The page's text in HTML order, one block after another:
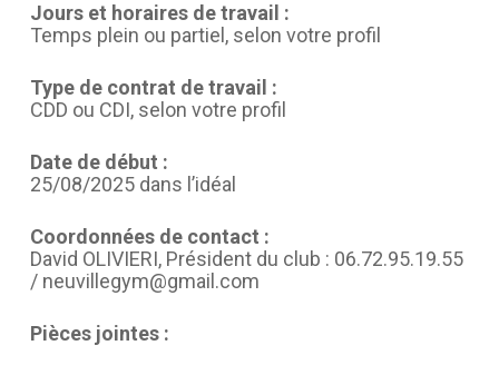
Jours et horaires de travail :
Temps plein ou partiel, selon votre profil
Type de contrat de travail :
CDD ou CDI, selon votre profil
Date de début :
25/08/2025 dans l’idéal
Coordonnées de contact :
David OLIVIERI, Président du club : 06.72.95.19.55
/ neuvillegym@gmail.com
Pièces jointes :